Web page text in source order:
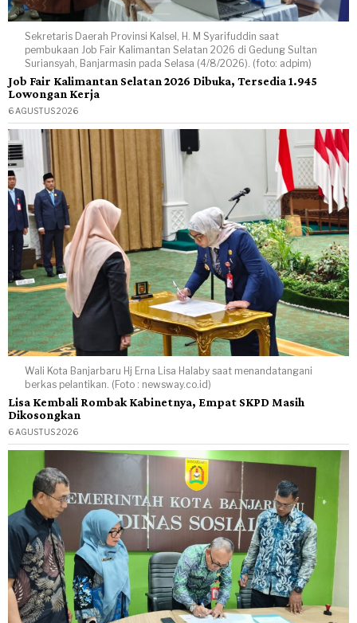
Sekretaris Daerah Provinsi Kalsel, H. M Syarifuddin saat
pembukaan Job Fair Kalimantan Selatan 2026 di Gedung Sultan
Suriansyah, Banjarmasin pada Selasa (4/8/2026). (foto: adpim)
Job Fair Kalimantan Selatan 2026 Dibuka, Tersedia 1.945
Lowongan Kerja
6 AGUSTUS 2026
Wali Kota Banjarbaru Hj Erna Lisa Halaby saat menandatangani
berkas pelantikan. (Foto : newsway.co.id)
Lisa Kembali Rombak Kabinetnya, Empat SKPD Masih
Dikosongkan
6 AGUSTUS 2026